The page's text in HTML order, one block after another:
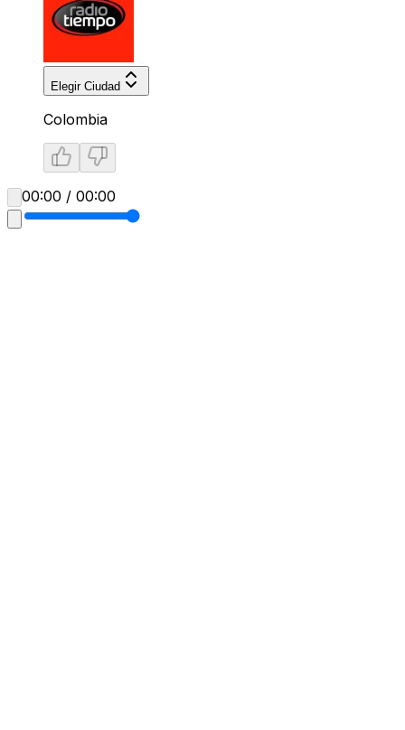
Elegir Ciudad
Colombia
00:00 / 00:00